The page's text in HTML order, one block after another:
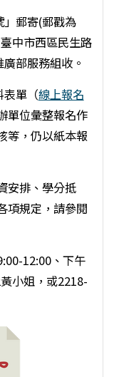
郵寄(郵戳為
中市西區民生路
部服務組收。
表單（線上報名
單位彙整報名作
等，仍以紙本報
安排、學分抵
項規定，請參閱
12:00、下午
小姐，或2218-